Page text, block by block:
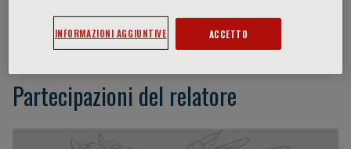
Giuseppe Procopio
Partecipazioni del relatore
INFORMAZIONI AGGIUNTIVE ACCETTO